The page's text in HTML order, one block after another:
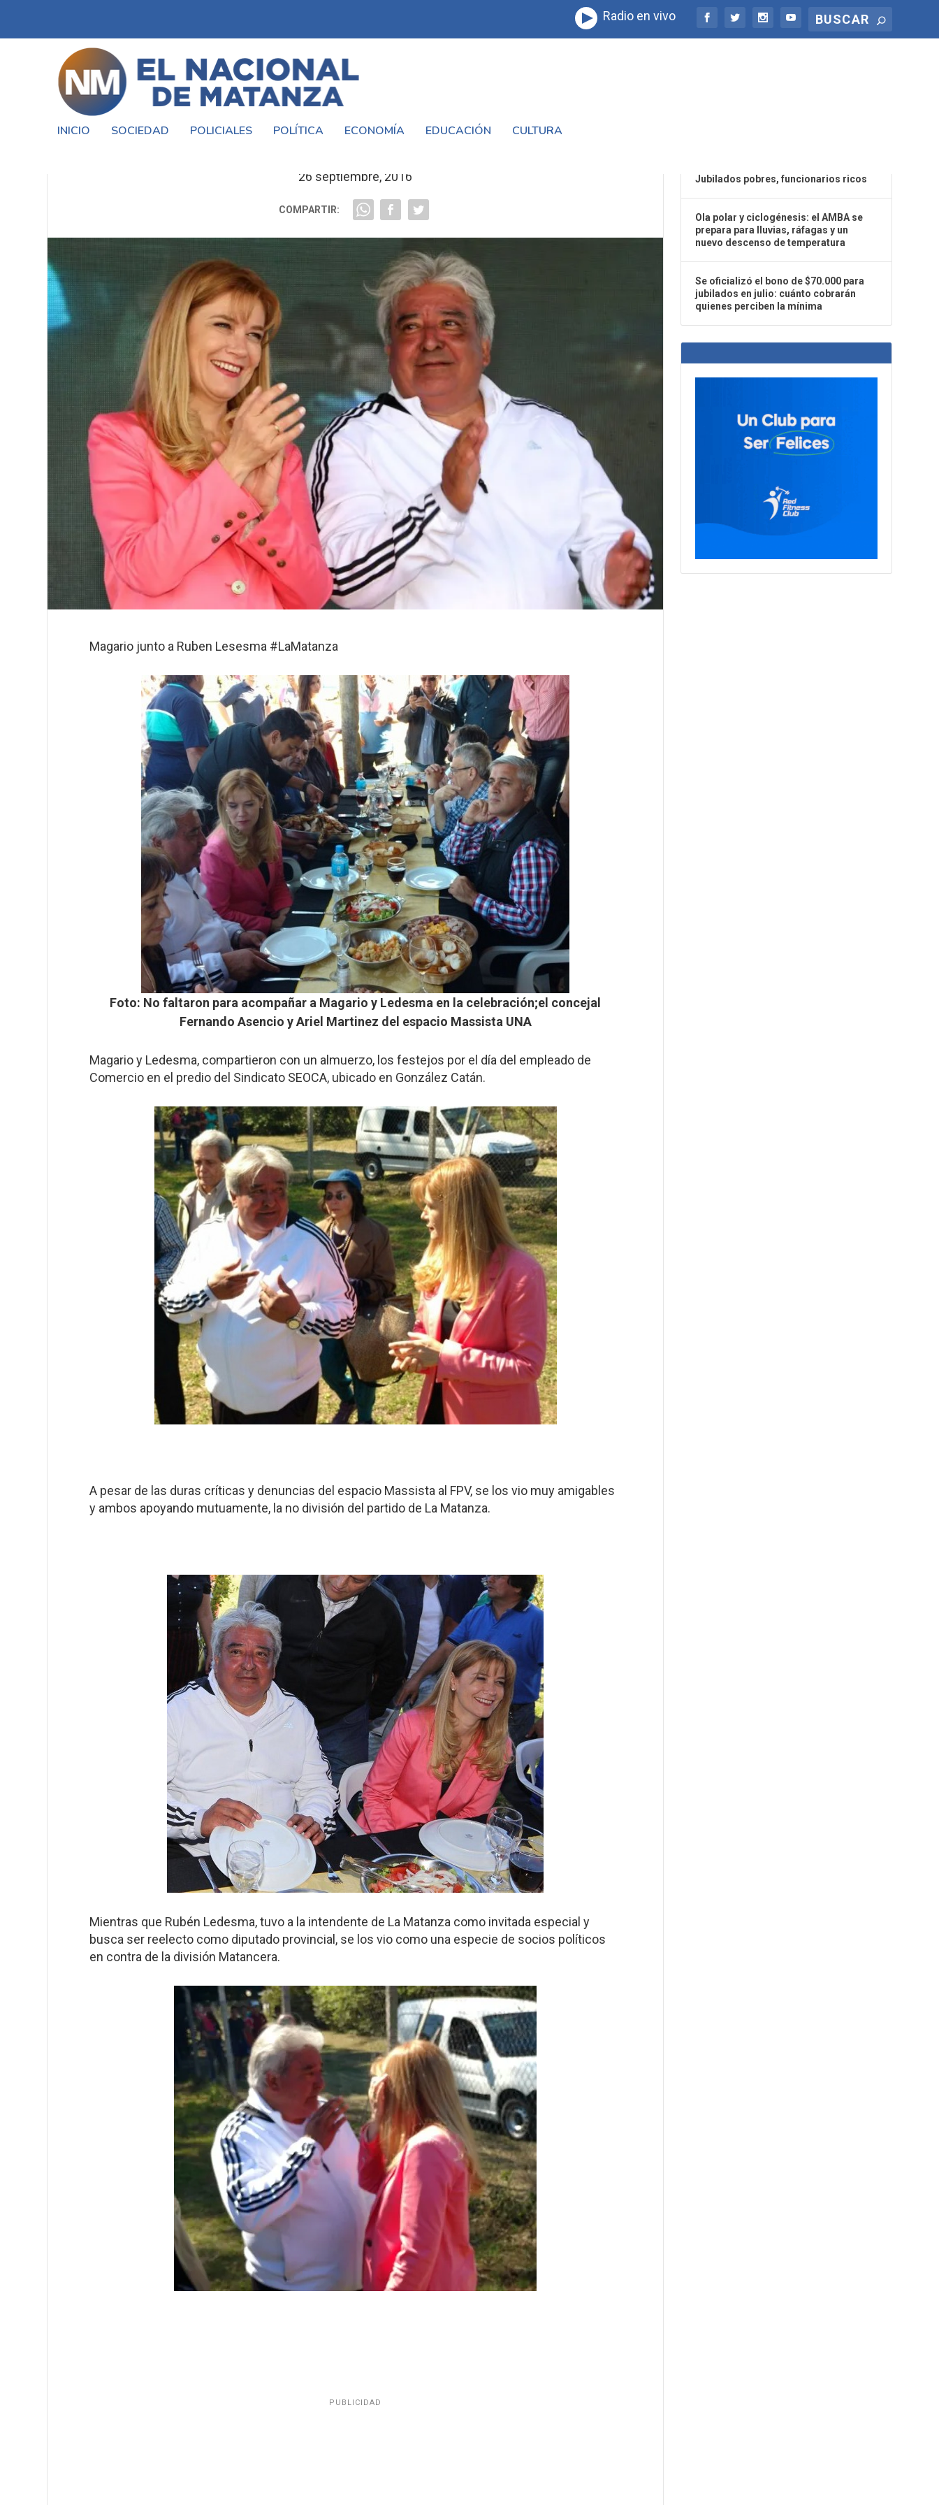
Radio en vivo
INICIO SOCIEDAD POLICIALES POLÍTICA ECONOMÍA EDUCACIÓN CULTURA
26 septiembre, 2016
COMPARTIR:
Magario junto a Ruben Lesesma #LaMatanza
Foto: No faltaron para acompañar a Magario y Ledesma en la celebración;el concejal
Fernando Asencio y Ariel Martinez del espacio Massista UNA
Magario y Ledesma, compartieron con un almuerzo, los festejos por el día del empleado de
Comercio en el predio del Sindicato SEOCA, ubicado en González Catán.
A pesar de las duras críticas y denuncias del espacio Massista al FPV, se los vio muy amigables
y ambos apoyando mutuamente, la no división del partido de La Matanza.
Mientras que Rubén Ledesma, tuvo a la intendente de La Matanza como invitada especial y
busca ser reelecto como diputado provincial, se los vio como una especie de socios políticos
en contra de la división Matancera.
PUBLICIDAD
Jubilados pobres, funcionarios ricos
Ola polar y ciclogénesis: el AMBA se
prepara para lluvias, ráfagas y un
nuevo descenso de temperatura
Se oficializó el bono de $70.000 para
jubilados en julio: cuánto cobrarán
quienes perciben la mínima